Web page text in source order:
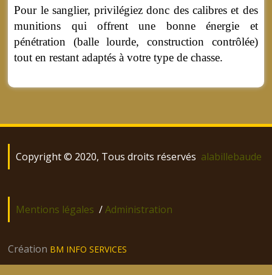
Pour le sanglier, privilégiez donc des calibres et des
munitions qui offrent une bonne énergie et
pénétration (balle lourde, construction contrôlée)
tout en restant adaptés à votre type de chasse.
Copyright © 2020, Tous droits réservés alabillebaude
Mentions légales /Administration
Création BM INFO SERVICES